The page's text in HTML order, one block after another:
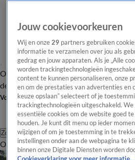
OverzichtAfleveringen Entertainment
de redactieNieuwsbrief
Volg Shownieuws
Zoeken
OverzichtEntertainment
Jouw cookievoorkeuren
Wij en onze 29 partners gebruiken
informatie te verzamelen over jou als
gedrag en jouw apparaten. Als je „Alle
worden trackingtechnologieën
content te kunnen personaliseren, onze
en om de prestaties van advertenties en
keuze opslaan” selecteert of je
trackingtechnologieën uitgeschakeld.
essentiële cookies om de website goed
houden. Je kunt dit menu op ieder
wijzigen of om je toestemming in te
instellingen onder aan de webpagina te
binnen onze Digitale Diensten worden